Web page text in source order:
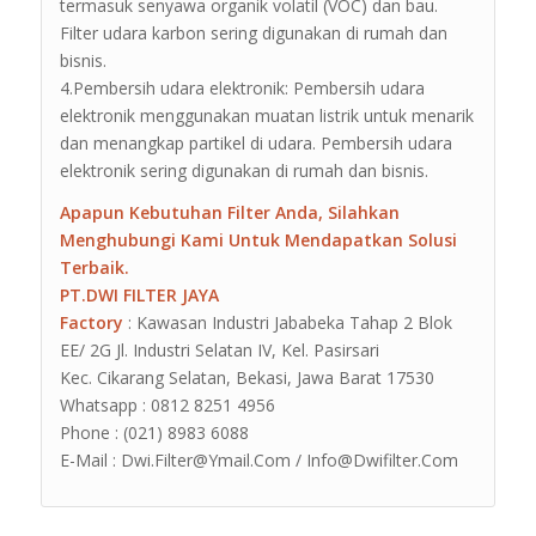
termasuk senyawa organik volatil (VOC) dan bau.
Filter udara karbon sering digunakan di rumah dan
bisnis.
4.Pembersih udara elektronik: Pembersih udara
elektronik menggunakan muatan listrik untuk menarik
dan menangkap partikel di udara. Pembersih udara
elektronik sering digunakan di rumah dan bisnis.
Apapun Kebutuhan Filter Anda, Silahkan
Menghubungi Kami Untuk Mendapatkan Solusi
Terbaik.
PT.DWI FILTER JAYA
Factory : Kawasan Industri Jababeka Tahap 2 Blok
EE/ 2G Jl. Industri Selatan IV, Kel. Pasirsari
Kec. Cikarang Selatan, Bekasi, Jawa Barat 17530
Whatsapp : 0812 8251 4956
Phone : (021) 8983 6088
E-Mail : Dwi.Filter@Ymail.Com / Info@Dwifilter.Com